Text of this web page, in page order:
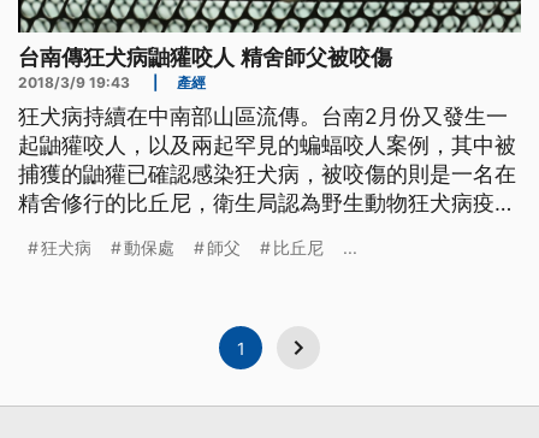
台南傳狂犬病鼬獾咬人 精舍師父被咬傷
2018/3/9 19:43 產經
狂犬病持續在中南部山區流傳。台南2月份又發生一
起鼬獾咬人，以及兩起罕見的蝙蝠咬人案例，其中被
捕獲的鼬獾已確認感染狂犬病，被咬傷的則是一名在
精舍修行的比丘尼，衛生局認為野生動物狂犬病疫情
左手包著紗布，三個禮拜前的傷，到現在還沒癒合，
狂犬病 動保處 師父 比丘尼 ...
1